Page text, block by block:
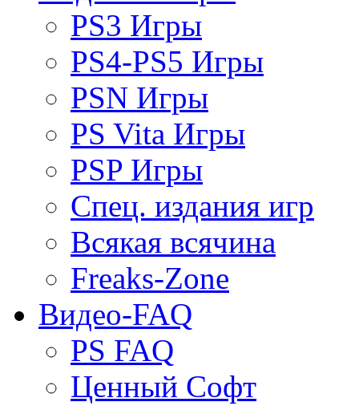
PS3 Игры
PS4-PS5 Игры
PSN Игры
PS Vita Игры
PSP Игры
Спец. издания игр
Всякая всячина
Freaks-Zone
Видео-FAQ
PS FAQ
Ценный Софт